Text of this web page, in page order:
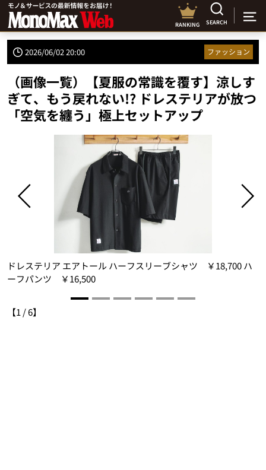
RANKING SEARCH
2026/06/02 20:00 ファッション
（画像一覧）【夏服の常識を覆す】涼しす
ぎて、もう戻れない!? ドレステリアが放つ
「空気を纏う」極上セットアップ
ドレステリア エアトール ハーフスリーブシャツ ￥18,700 ハ
ーフパンツ ￥16,500
【1 /6】